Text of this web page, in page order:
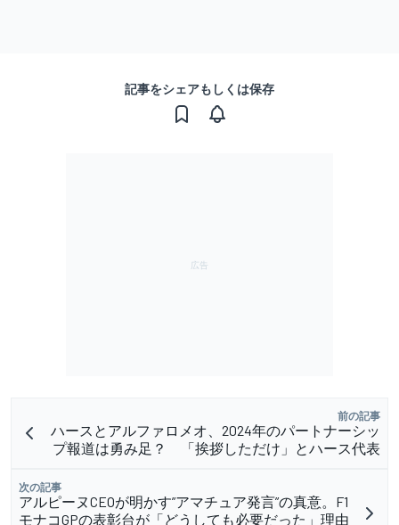
記事をシェアもしくは保存
前の記事
ハースとアルファロメオ、2024年のパートナーシッ
プ報道は勇み足？ 「挨拶しただけ」とハース代表
次の記事
アルピーヌCEOが明かす”アマチュア発言”の真意。F1
モナコGPの表彰台が「どうしても必要だった」理由